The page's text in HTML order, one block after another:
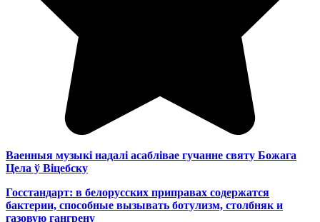
Ваенныя музыкі надалі асаблівае гучанне святу Божага
Цела ў Віцебску
Госстандарт: в белорусских приправах содержатся
бактерии, способные вызывать ботулизм, столбняк и
газовую гангрену